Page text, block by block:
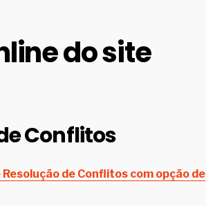
do site
Conflitos
Resolução de Conflitos com opção de